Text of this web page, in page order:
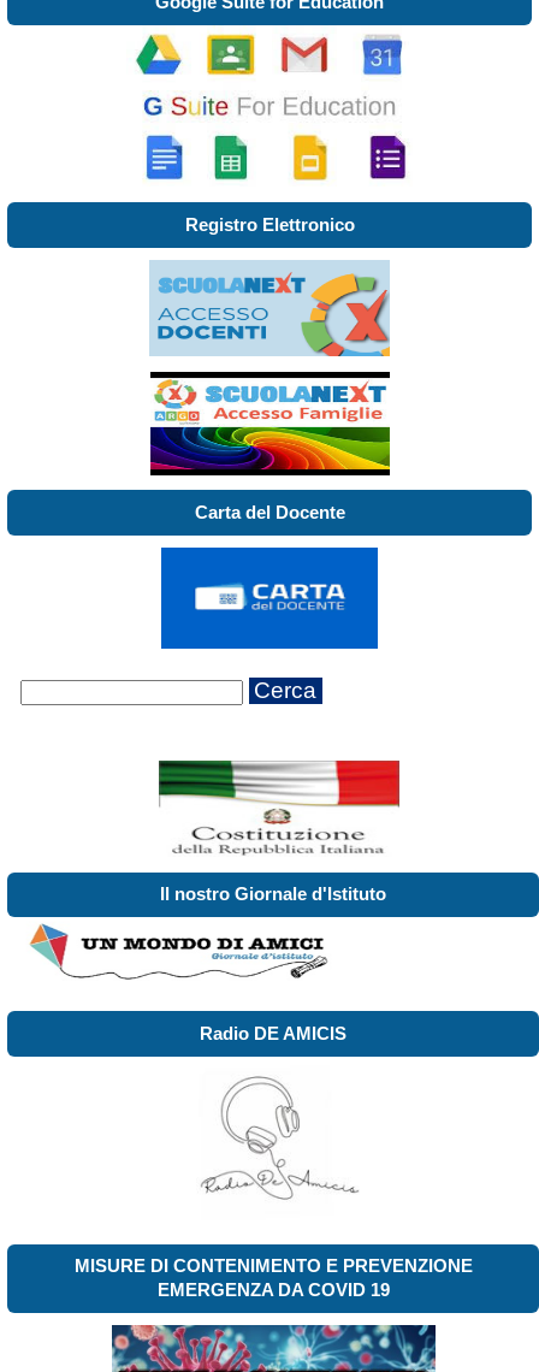
Registro Elettronico
Carta del Docente
Cerca
Il nostro Giornale d'Istituto
Radio DE AMICIS
MISURE DI CONTENIMENTO E PREVENZIONE
EMERGENZA DA COVID 19